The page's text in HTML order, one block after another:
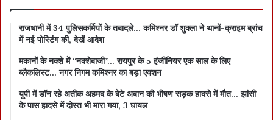
राजधानी में 34 पुलिसकर्मियों के तबादले… कमिश्नर डॉ शुक्ला ने थानों-क्राइम ब्रांच
में नई पोस्टिंग की, देखें आदेश
मकानों के नक्शे में “नक्शेबाजी”… रायपुर के 5 इंजीनियर एक साल के लिए
ब्लैकलिस्ट… नगर निगम कमिश्नर का बड़ा एक्शन
यूपी में डॉन रहे अतीक अहमद के बेटे अबान की भीषण सड़क हादसे में मौत… झांसी
के पास हादसे में दोस्त भी मारा गया, 3 घायल